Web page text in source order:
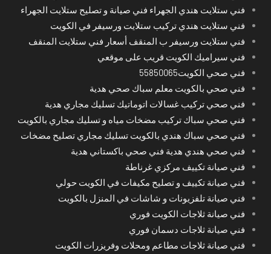
فني ستلايت هندي الجهراء فني صيانة و تصليح ستلايت الجهراء
فني ستلايت هندي تركيب ستلايت ورسيفر في الكويت
فني ستلايت ورسيفر ب المنقف أسعار فني ستلايت المنقف
فني سيراميك الكويت قريب على موقعي
فني صحي الكويت55850065
فني صحي بالكويت معلم سباك صحي هدية
فني صحي تركيب غسالات اتوماتيك تسليك مجاري هدية
فني صحي سباك تركيب مضخات مياه و تسليك مجاري بالكويت
فني صحي سباك هندي بالكويت تسليك مجاري تصليح مضخات
فني صحي هندي هدية فني صحي باكستاني هدية
فني صيانة تكييف مركزي غرناطة
فني صيانة تكييف و تصليح مكيفات في الكويت حولي
فني صيانة تلفزيونات و شاشات في المنزل بالكويت
فني صيانة ثلاجات الكويت فوري
فني صيانة ثلاجات دسمان فوري
فني صيانة ثلاجات مطاعم ومحلات وفريزرات الكويت